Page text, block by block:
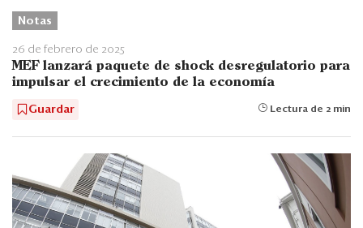
Notas
26 de febrero de 2025
MEF lanzará paquete de shock desregulatorio para
impulsar el crecimiento de la economía
Guardar Lectura de 2 min